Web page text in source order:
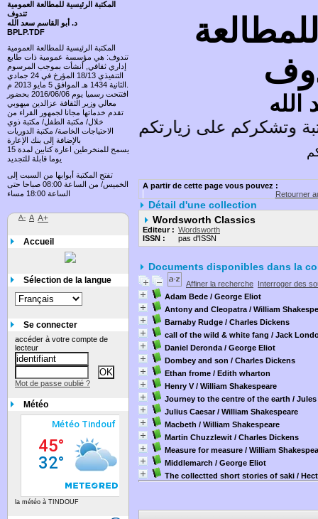
وتشكركم على زيارتكم وتسعد باقتراحاتكم
A partir de cette page vous pouvez :
Retourner
Détail d'une collection
Wordsworth Classics
Editeur : Wordsworth
ISSN :
pas d'ISSN
Documents disponibles dans la
Affiner la recherche Interroger des
Adam Bede / George Eliot
Antony and Cleopatra / William
Barnaby Rudge / Charles Dickens
call of the wild & white fang / Jack
Daniel Deronda / George Eliot
Dombey and son / Charles Dickens
Ethan frome / Edith wharton
Henry V/ William Shakespeare
Journey to the centre of the earth / Jules
Julius Caesar/ William Shakespeare
Macbeth / William Shakespeare
Martin Chuzzlewit / Charles Dickens
Measure for measure / William
Middlemarch / George Eliot
The collectted short stories of saki /
المكتبة الرئيسية للمطالعة العمومية
تندوف
د. أبو القاسم سعد الله
BPLP.TDF
المكتبة الرئيسية للمطالعة العمومية
تندوف: هي مؤسسة عمومية ذات طابع
إداري ثقافي, أنشأت بموجب المرسوم
التنفيذي 18/13 المؤرخ في 24 جمادي
افتتحت رسميا يوم 2016/06/06 بحضور
معالي وزير الثقافة عزالدين ميهوبي
تقدم خدماتها مجانا لجمهور القراء من
خلال/ مكتبة الطفل/ مكتبة ذوي
الاحتياجات الخاصة/ مكتبة الدوريات
بالإضافة إلى بنك الإعارة
يسمح للمنخرطين اعارة كتابين لمدة 15
يوما قابلة للتجديد
تفتح المكتبة أبوابها من السبت إلى
الخميس/ من الساعة 08:00 صباحا حتى
الساعة 18:00 مساء
A- A A+
Accueil
Sélection de la langue
Se connecter
accéder à votre compte de
lecteur
Mot de passe oublié ?
Météo
la météo à TINDOUF